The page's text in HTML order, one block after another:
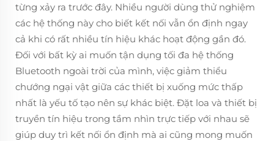
từng xảy ra trước đây. Nhiều người dùng thử nghiệm
các hệ thống này cho biết kết nối vẫn ổn định ngay
cả khi có rất nhiều tín hiệu khác hoạt động gần đó.
Đối với bất kỳ ai muốn tận dụng tối đa hệ thống
Bluetooth ngoài trời của mình, việc giảm thiểu
chướng ngại vật giữa các thiết bị xuống mức thấp
nhất là yếu tố tạo nên sự khác biệt. Đặt loa và thiết bị
truyền tín hiệu trong tầm nhìn trực tiếp với nhau sẽ
giúp duy trì kết nối ổn định mà ai cũng mong muốn